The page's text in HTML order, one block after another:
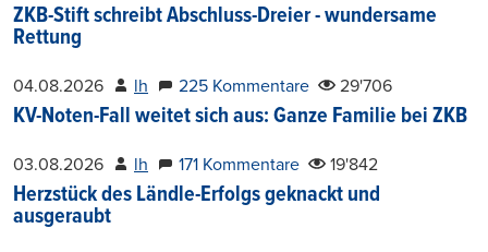
ZKB-Stift schreibt Abschluss-Dreier - wundersame
Rettung
04.08.2026 lh 225 Kommentare 29'706
KV-Noten-Fall weitet sich aus: Ganze Familie bei ZKB
03.08.2026 lh 171 Kommentare 19'842
Herzstück des Ländle-Erfolgs geknackt und
ausgeraubt